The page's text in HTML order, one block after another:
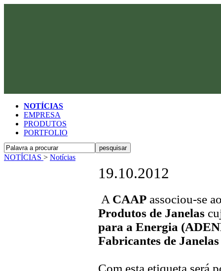
NOTÍCIAS
EMPRESA
PRODUTOS
PORTFOLIO
NOTÍCIAS > Notícias
19.10.2012
A CAAP associou-se
Produtos de Janelas
para a Energia
Fabricantes de